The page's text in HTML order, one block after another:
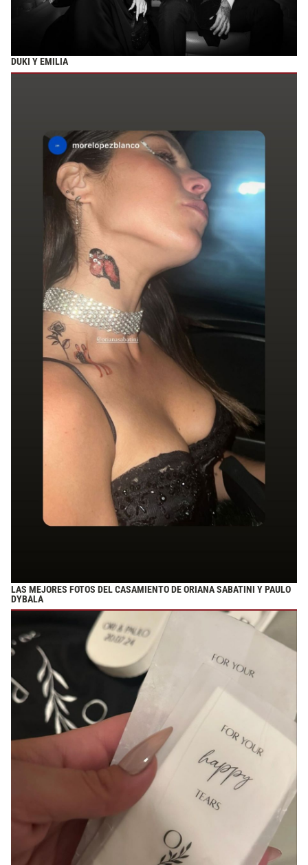
DUKI Y EMILIA
LAS MEJORES FOTOS DEL CASAMIENTO DE ORIANA SABATINI Y PAULO
DYBALA